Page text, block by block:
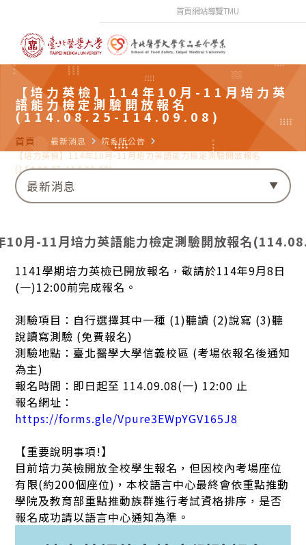
首頁網站導覽TMU
【培力英檢】114年10月-11月培力英
語能力檢定測驗開放報名
(114.08.25-114.09.08)
首頁navigate_next 最新消息 navigate_next院系所公告 navigate_next
【培力英檢】114年10月-11月培力英語能力檢定測驗開放報名
(114.08.25-114.09.08)
最新消息
10月-11月培力英語能力檢定測驗開放報名
1141學期培力英檢已開放報名，敬請於114年9月8日
(一)12:00前完成報名。
測驗項目：自行選擇其中一種 (1)聽讀 (2)說寫 (3)聽
說讀寫測驗 (免費報名)
測驗地點：臺北醫學大學信義校區 (考場依報名後通知
為主)
報名時間：即日起至 114.09.08(一) 12:00 止
報名網址：
https://forms.gle/Vpure3EWpYGV165J8
【重要說明事項!】
目前培力英檢開放全校學生報名，但因校內考場座位
有限(約200個座位)，本校語言中心最終會依重點推動
學院及教育部重點推動族群進行考試資格排序，是否
報名成功請以語言中心通知為準。